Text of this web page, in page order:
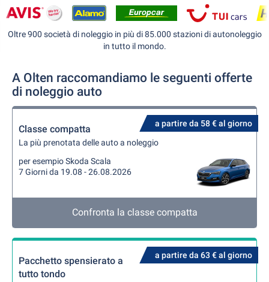
Oltre 900 società di noleggio in più di 85.000 stazioni di autonoleggio
in tutto il mondo.
A Olten raccomandiamo le seguenti offerte
di noleggio auto
a partire da 58 € al giorno
Classe compatta
La più prenotata delle auto a noleggio
per esempio Skoda Scala
7 Giorni da 19.08 - 26.08.2026
Confronta la classe compatta
a partire da 63 € al giorno
Pacchetto spensierato a
tutto tondo